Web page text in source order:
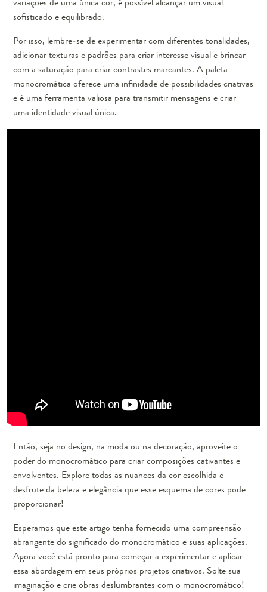
sofisticado e equilibrado.
Por isso, lembre-se de experimentar com diferentes tonalidades,
adicionar texturas e padrões para criar interesse visual e brincar
com a saturação para criar contrastes marcantes. A paleta
monocromática oferece uma infinidade de possibilidades criativas
e é uma ferramenta valiosa para transmitir mensagens e criar
uma identidade visual única.
Então, seja no design, na moda ou na decoração, aproveite o
poder do monocromático para criar composições cativantes e
envolventes. Explore todas as nuances da cor escolhida e
desfrute da beleza e elegância que esse esquema de cores pode
proporcionar!
Esperamos que este artigo tenha fornecido uma compreensão
abrangente do significado do monocromático e suas aplicações.
Agora você está pronto para começar a experimentar e aplicar
essa abordagem em seus próprios projetos criativos. Solte sua
imaginação e crie obras deslumbrantes com o monocromático!